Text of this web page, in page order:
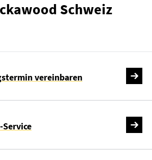
Schweiz
vereinbaren